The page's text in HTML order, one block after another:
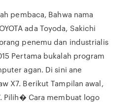
pembaca, Bahwa nama
ada Toyoda, Sakichi
penemu dan industrialis
Pertama bukalah program
agan. Di sini ane
X7. Berikut Tampilan awal,
Pilih� Cara membuat logo